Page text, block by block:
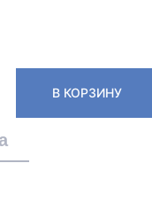
В КОРЗИНУ